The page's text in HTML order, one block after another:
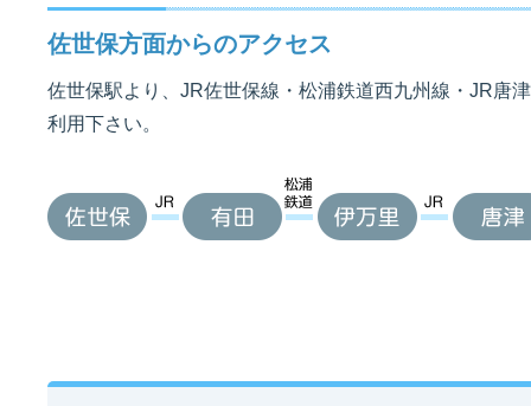
佐世保方面からのアクセス
佐世保駅より、JR佐世保線・松浦鉄道西九州線・JR唐
利用下さい。